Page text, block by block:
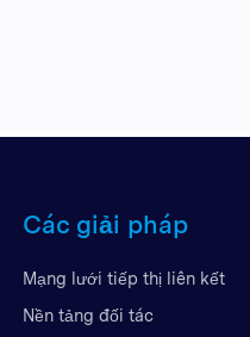
Các giải pháp
Mạng lưới tiếp thị liên kết
Nền tảng đối tác